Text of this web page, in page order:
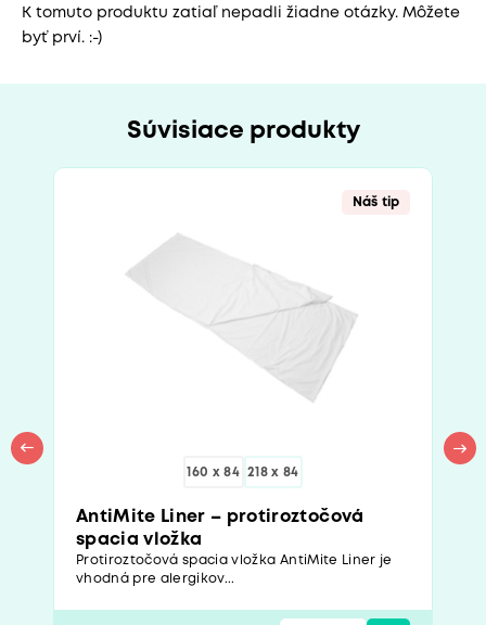
K tomuto produktu zatiaľ nepadli žiadne otázky. Môžete
byť prví. :-)
Súvisiace produkty
Náš tip
160 x 84 218 x 84
AntiMite Liner – protiroztočová
spacia vložka
Protiroztočová spacia vložka AntiMite Liner je
vhodná pre alergikov...